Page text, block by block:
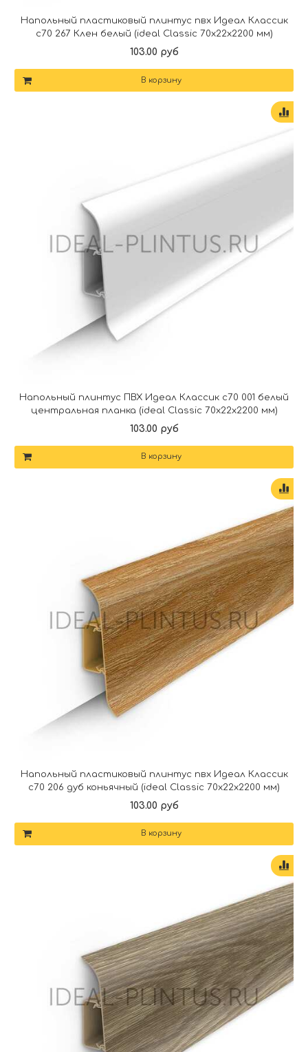
Напольный пластиковый плинтус пвх Идеал Классик
c70 267 Клен белый (ideal Classic 70х22х2200 мм)
103.00 руб
В корзину
Напольный плинтус ПВХ Идеал Классик c70 001 белый
центральная планка (ideal Classic 70х22х2200 мм)
103.00 руб
В корзину
Напольный пластиковый плинтус пвх Идеал Классик
c70 206 дуб коньячный (ideal Classic 70х22х2200 мм)
103.00 руб
В корзину